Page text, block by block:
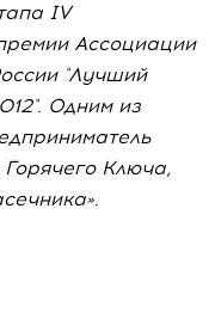
IV
Ассоциации
"Лучший
Одним из
Горячего Ключа,